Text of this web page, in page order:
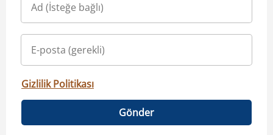
Gizlilik Politikası
Gönder